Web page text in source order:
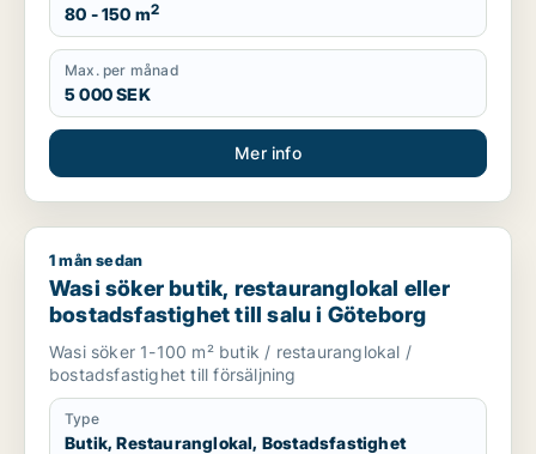
80 - 150 m2
Max. per månad
5 000 SEK
Mer info
Wasi söker butik, restauranglokal eller bostadsfastighet till
1 mån sedan
Wasi söker butik, restauranglokal eller
bostadsfastighet till salu i Göteborg
Wasi söker 1-100 m² butik / restauranglokal /
bostadsfastighet till försäljning
Type
Butik, Restauranglokal, Bostadsfastighet